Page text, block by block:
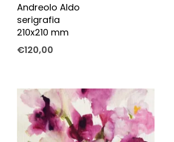
Andreolo Aldo
serigrafia
210x210 mm
€120,00